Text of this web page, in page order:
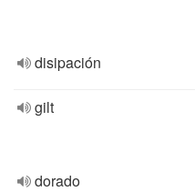
disipación
gilt
dorado